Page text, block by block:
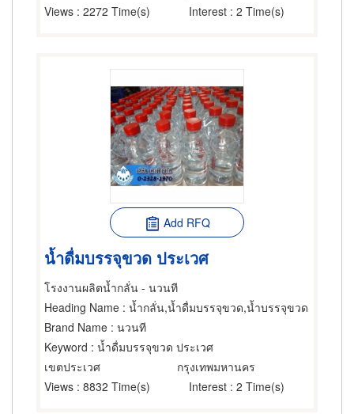
Views : 2272 Time(s) Interest : 2 Time(s)
Add RFQ
น้ำดื่มบรรจุขวด ประเวศ
โรงงานผลิตน้ำกลั่น - นวนที
Heading Name : น้ำกลั่น,น้ำดื่มบรรจุขวด,น้ำบรรจุขวด
Brand Name : นวนที
Keyword : น้ำดื่มบรรจุขวด ประเวศ
เขตประเวศ
กรุงเทพมหานคร
Views : 8832 Time(s) Interest : 2 Time(s)